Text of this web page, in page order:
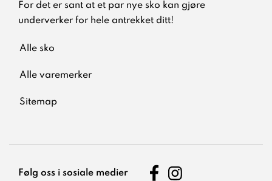
For det er sant at et par nye sko kan gjøre
underverker for hele antrekket ditt!
Alle sko
Alle varemerker
Sitemap
Følg oss i sosiale medier